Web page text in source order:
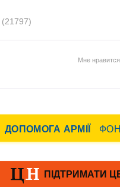
(21797)
Мне нравится